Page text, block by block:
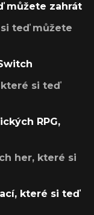
můžete zahrát
teď můžete
si teď
RPG,
her, které si
které si teď